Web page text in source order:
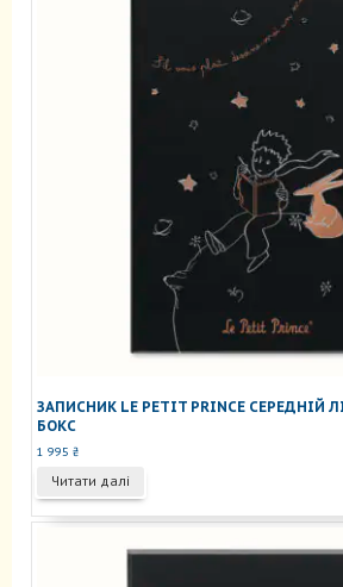
ЗАПИСНИК LE PETIT PRINCE СЕРЕДНІЙ
БОКС
1 995 ₴
Читати далі